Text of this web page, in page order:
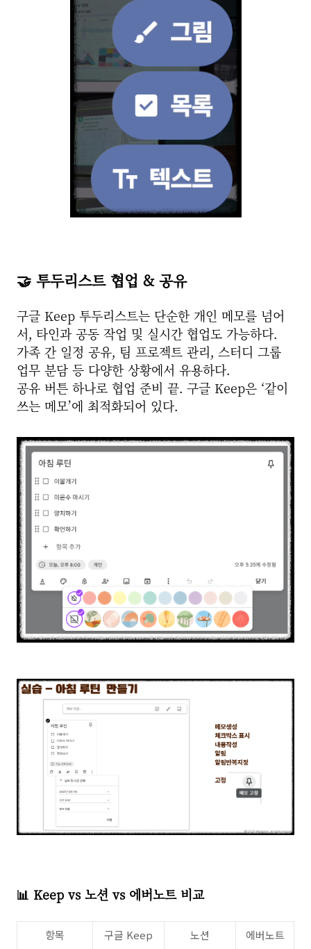
🤝 투두리스트 협업 & 공유
구글 Keep 투두리스트는 단순한 개인 메모를 넘어
서, 타인과 공동 작업 및 실시간 협업도 가능하다.
가족 간 일정 공유, 팀 프로젝트 관리, 스터디 그룹
업무 분담 등 다양한 상황에서 유용하다.
공유 버튼 하나로 협업 준비 끝. 구글 Keep은 ‘같이
쓰는 메모’에 최적화되어 있다.
📊 Keep vs 노션 vs 에버노트 비교
항목 구글 Keep 노션 에버노트